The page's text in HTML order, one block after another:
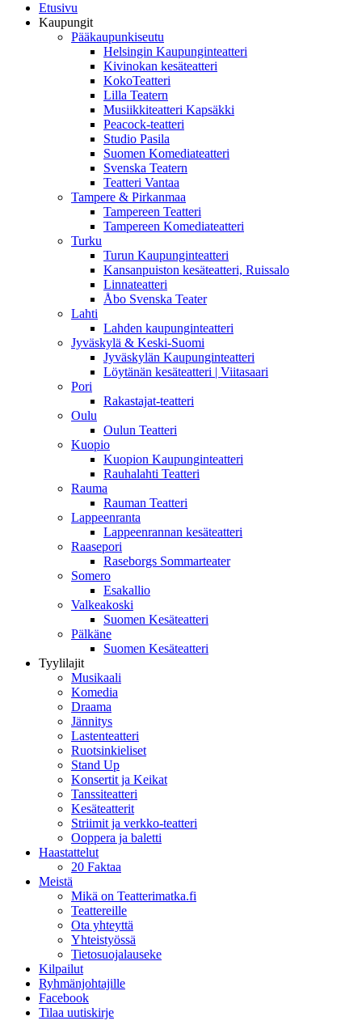
Etusivu
Kaupungit
Pääkaupunkiseutu
Helsingin Kaupunginteatteri
Kivinokan kesäteatteri
KokoTeatteri
Lilla Teatern
Musiikkiteatteri Kapsäkki
Peacock-teatteri
Studio Pasila
Suomen Komediateatteri
Svenska Teatern
Teatteri Vantaa
Tampere & Pirkanmaa
Tampereen Teatteri
Tampereen Komediateatteri
Turku
Turun Kaupunginteatteri
Kansanpuiston kesäteatteri, Ruissalo
Linnateatteri
Åbo Svenska Teater
Lahti
Lahden kaupunginteatteri
Jyväskylä & Keski-Suomi
Jyväskylän Kaupunginteatteri
Löytänän kesäteatteri | Viitasaari
Pori
Rakastajat-teatteri
Oulu
Oulun Teatteri
Kuopio
Kuopion Kaupunginteatteri
Rauhalahti Teatteri
Rauma
Rauman Teatteri
Lappeenranta
Lappeenrannan kesäteatteri
Raasepori
Raseborgs Sommarteater
Somero
Esakallio
Valkeakoski
Suomen Kesäteatteri
Pälkäne
Suomen Kesäteatteri
Tyylilajit
Musikaali
Komedia
Draama
Jännitys
Lastenteatteri
Ruotsinkieliset
Stand Up
Konsertit ja Keikat
Tanssiteatteri
Kesäteatterit
Striimit ja verkko-teatteri
Ooppera ja baletti
Haastattelut
20 Faktaa
Meistä
Mikä on Teatterimatka.fi
Teattereille
Ota yhteyttä
Yhteistyössä
Tietosuojalauseke
Kilpailut
Ryhmänjohtajille
Facebook
Tilaa uutiskirje